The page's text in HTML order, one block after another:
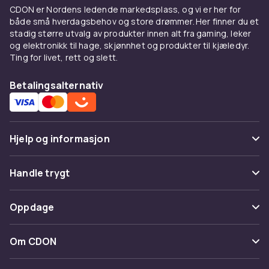
er er en måte å oppdage nye ting på eller finne
tilbake til favoritter du vil spille igjen.
Begrenset opplag, remastret
og deluxe-utgave
For de som ønsker noe ekstra, finnes det
utgaver som skiller seg ut. Begrenset opplag
med unike omslag eller eksklusivt innhold.
Remastret album med forbedret lydkvalitet.
Deluxe-utgave med bonusspor og utvidet
ønsker å oppleve et album i en mer komplett
versjon.
CD-er som følger med bilen
Mange biler har fortsatt CD-spillere, og for
CDON er Nordens ledende markedsplass, og vi er her for
både små hverdagsbehov og store drømmer. Her finner du et
stadig større utvalg av produkter innen alt fra gaming, leker
og elektronikk til hage, skjønnhet og produkter til kjæledyr.
Ting for livet, rett og slett.
Betalingsalternativ
Hjelp og informasjon
Vanlige spørsmål
Spor pakke
Angre & returner her
Kontakt oss
Handle trygt
Betaling
Levering
Oppdage
Kategorier
Varemerker
Om CDON